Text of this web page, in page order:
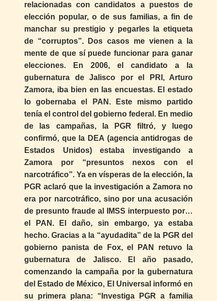
relacionadas con candidatos a puestos de
elección popular, o de sus familias, a fin de
manchar su prestigio y pegarles la etiqueta
de “corruptos”. Dos casos me vienen a la
mente de que sí puede funcionar para ganar
elecciones. En 2006, el candidato a la
gubernatura de Jalisco por el PRI, Arturo
Zamora, iba bien en las encuestas. El estado
lo gobernaba el PAN. Este mismo partido
tenía el control del gobierno federal. En medio
de las campañas, la PGR filtró, y luego
confirmó, que la DEA (agencia antidrogas de
Estados Unidos) estaba investigando a
Zamora por “presuntos nexos con el
narcotráfico”. Ya en vísperas de la elección, la
PGR aclaró que la investigación a Zamora no
era por narcotráfico, sino por una acusación
de presunto fraude al IMSS interpuesto por…
el PAN. El daño, sin embargo, ya estaba
hecho. Gracias a la “ayudadita” de la PGR del
gobierno panista de Fox, el PAN retuvo la
gubernatura de Jalisco. El año pasado,
comenzando la campaña por la gubernatura
del Estado de México, El Universal informó en
su primera plana: “Investiga PGR a familia